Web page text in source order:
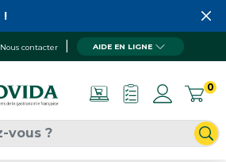
Nous contacter AIDE EN LIGNE
0